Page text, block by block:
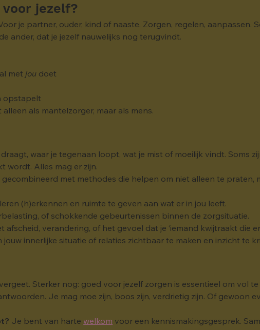
jezelf?
je partner, ouder, kind of naaste. Zorgen, regelen, aanpassen.
ander, dat je jezelf nauwelijks nog terugvindt.
met jou doet
opstapelt
als mantelzorger, maar als mens.
waar je tegenaan loopt, wat je mist of moeilijk vindt. Soms
wordt. Alles mag er zijn.
met methodes die helpen om niet alleen te praten,
(h)erkennen en ruimte te geven aan wat er in jou leeft.
of schokkende gebeurtenissen binnen de zorgsituatie.
verandering, of het gevoel dat je ‘iemand kwijtraakt die er
jouw innerlijke situatie of relaties zichtbaar te maken en inzicht te
Sterker nog: goed voor jezelf zorgen is essentieel om vol
Je mag moe zijn, boos zijn, verdrietig zijn. Of gewoon
Je bent van harte welkom voor een kennismakingsgesprek.